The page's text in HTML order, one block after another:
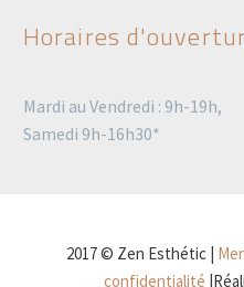
Horaires
Mardi au Vendredi : 9h-19h,
Samedi 9h-16h30*
2017 © Zen Esthétic |
confidentialité